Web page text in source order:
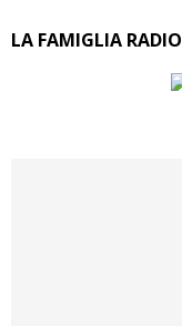
LA FAMIGLIA RADIO